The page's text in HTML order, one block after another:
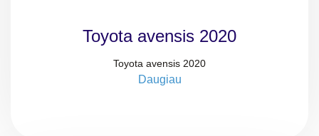
Toyota avensis 2020
Toyota avensis 2020
Daugiau